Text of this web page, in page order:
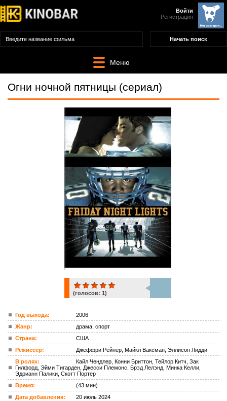
Войти
Регистрация
Меню
Огни ночной пятницы (сериал)
ком.
(голосов: 1)
Год выхода:
2006
Жанр:
драма, спорт
Страна:
США
Режиссер:
Джеффри Рейнер, Майкл Ваксман, Эллисон Лидди
В ролях:
Кайл Чендлер, Конни Бриттон, Тейлор Китч, Зак
Гилфорд, Эйми Тигарден, Джесси Племонс, Брэд Лелэнд, Минка Келли,
Эдрианн Палики, Скотт Портер
Время:
(43 мин)
Дата добавления:
20 июль 2024